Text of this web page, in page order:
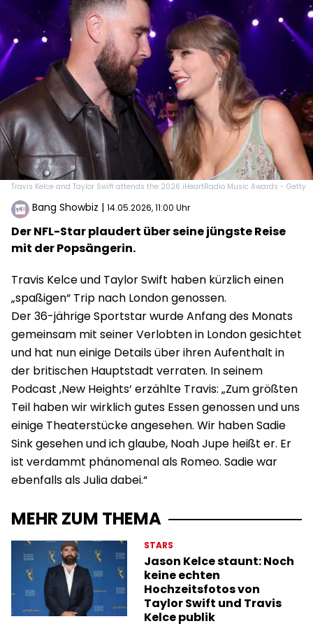
Travis Kelce and Taylor Swift attends the 2026 iHeartRadio Music Awards - Getty
Bang Showbiz | 14.05.2026, 11:00 Uhr
Der NFL-Star plaudert über seine jüngste Reise
mit der Popsängerin.
Travis Kelce und Taylor Swift haben kürzlich einen
„spaßigen“ Trip nach London genossen.
Der 36-jährige Sportstar wurde Anfang des Monats
gemeinsam mit seiner Verlobten in London gesichtet
und hat nun einige Details über ihren Aufenthalt in
der britischen Hauptstadt verraten. In seinem
Podcast ‚New Heights‘ erzählte Travis: „Zum größten
Teil haben wir wirklich gutes Essen genossen und uns
einige Theaterstücke angesehen. Wir haben Sadie
Sink gesehen und ich glaube, Noah Jupe heißt er. Er
ist verdammt phänomenal als Romeo. Sadie war
ebenfalls als Julia dabei.“
MEHR ZUM THEMA
STARS
Jason Kelce staunt: Noch
keine echten
Hochzeitsfotos von
Taylor Swift und Travis
Kelce publik